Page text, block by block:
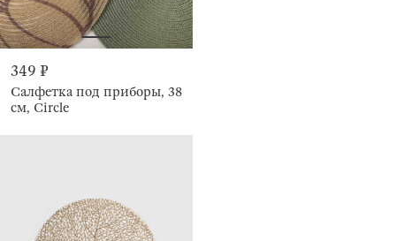
349 ₽
Салфетка под приборы, 38
см, Circle